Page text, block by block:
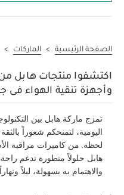
الصفحة الرئيسية > الماركات >
اكتشفوا منتجات هابل
وأجهزة تنقية الهواء فى
تمزج ماركة هابل بين
اليومية، لتمنحكم شعوراً
لحظة. من كاميرات مراقبة
هابل حلولاً متطورة تدعم
والاهتمام به بسهولة، ليلاً ونهاراً.